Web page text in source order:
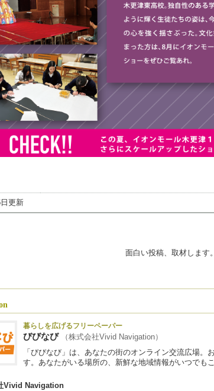
更新
面白い投稿、取材します
暮らしを広げるフリーペーパー
びびなび
（株式会社Vivid Navigation）
「びびなび」は、あなたの街のオンライン交流広場
す。あなたがいる場所の、新鮮な地域情報がいつでも
Vivid Navigation